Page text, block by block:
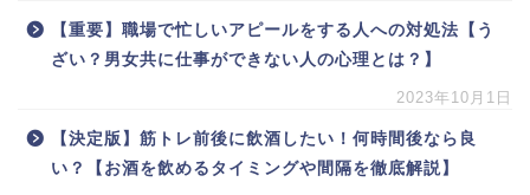
【重要】職場で忙しいアピールをする人への対処法【う
ざい？男女共に仕事ができない人の心理とは？】
2023年10月1日
【決定版】筋トレ前後に飲酒したい！何時間後なら良
い？【お酒を飲めるタイミングや間隔を徹底解説】